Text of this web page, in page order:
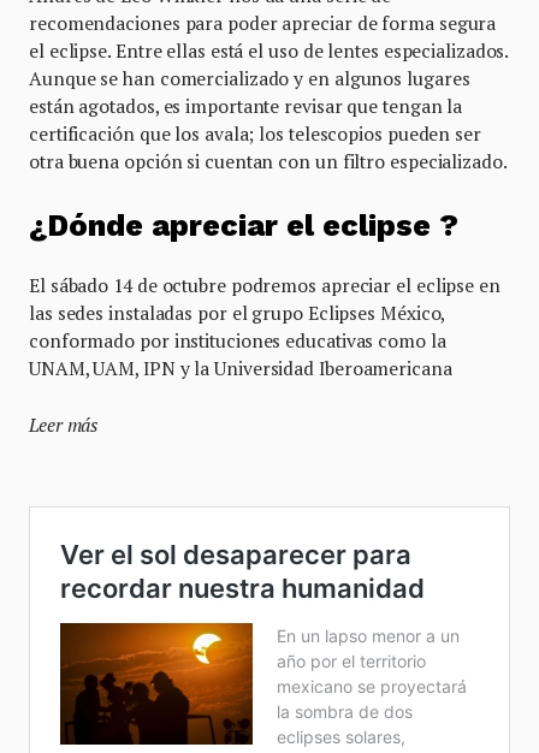
recomendaciones para poder apreciar de forma segura
el eclipse. Entre ellas está el uso de lentes especializados.
Aunque se han comercializado y en algunos lugares
están agotados, es importante revisar que tengan la
certificación que los avala; los telescopios pueden ser
otra buena opción si cuentan con un filtro especializado.
¿Dónde apreciar el eclipse ?
El sábado 14 de octubre podremos apreciar el eclipse en
las sedes instaladas por el grupo Eclipses México,
conformado por instituciones educativas como la
UNAM, UAM, IPN y la Universidad Iberoamericana
Leer más